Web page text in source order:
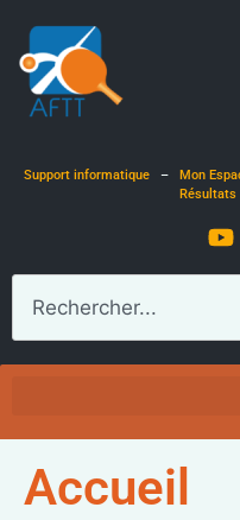
Support informatique – Mon
Résultats
Accueil